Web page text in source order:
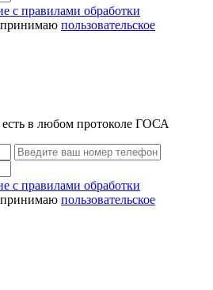
с правилами обработки
пользовательское
в любом протоколе ГОСА
с правилами обработки
пользовательское